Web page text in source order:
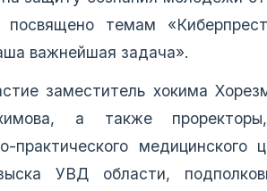
темам
важнейшая задача».
заместитель хокима
а также проректоры,
практического
УВД области,